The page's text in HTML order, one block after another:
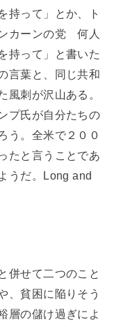
持って」とか、ト
カーンの党 何人
持って」と書いた
言葉と、同じ共和
風刺が沢山ある。
プ氏が自分たちの
う。全米で２００
たと言うことであ
うだ。Long and
併せて二つのこと
、貧困に陥りそう
層の儲け過ぎによ